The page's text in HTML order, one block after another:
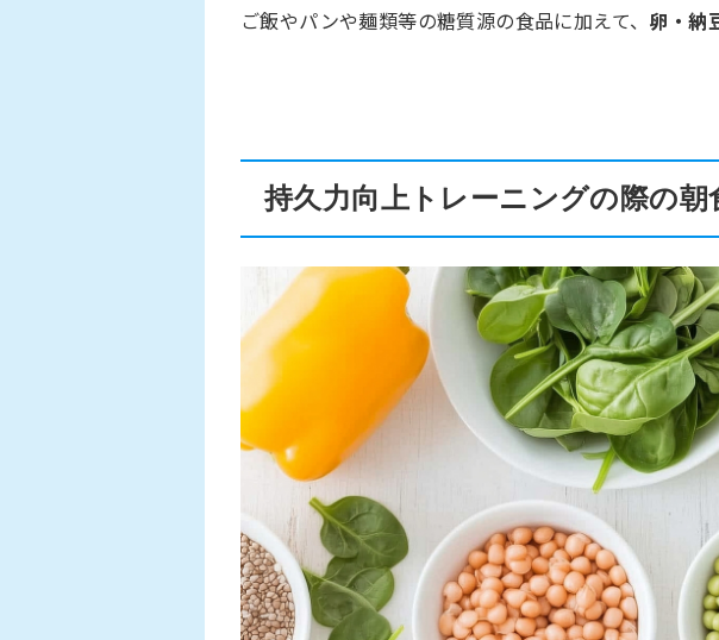
ご飯やパンや麺類等の糖質源の食品に加えて、 卵・納
持久力向上トレーニングの際の朝